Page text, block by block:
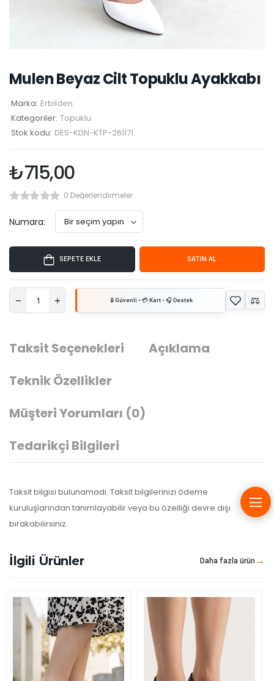
Mulen Beyaz Cilt Topuklu Ayakkabı
Marka: Erbilden
Kategoriler: Topuklu
Stok kodu: DES-KDN-KTP-261171
₺715,00
0 Değerlendirmeler
Numara:
SEPETE EKLE SATIN AL
Taksit Seçenekleri
Açıklama
Teknik Özellikler
Müşteri Yorumları (0)
Tedarikçi Bilgileri
Taksit bilgisi bulunamadı. Taksit bilgilerinizi ödeme
kuruluşlarından tanımlayabilir veya bu özelliği devre dışı
bırakabilirsiniz.
İlgili Ürünler Daha fazla ürün